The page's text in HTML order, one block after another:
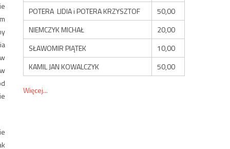
POTERA LIDIA i POTERA KRZYSZTOF
50,00
NIEMCZYK MICHAŁ
20,00
SŁAWOMIR PIĄTEK
10,00
KAMIL JAN KOWALCZYK
50,00
Więcej...